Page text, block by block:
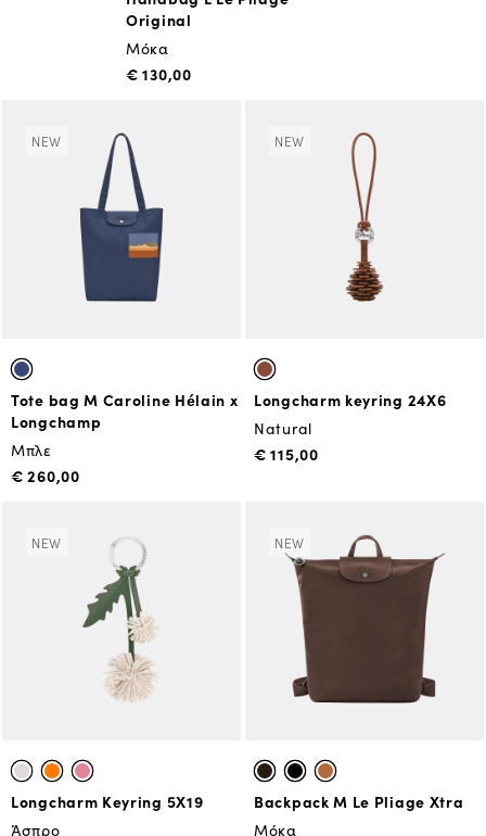
Original
Μόκα
€ 130,00
NEW
Tote bag M Caroline Hélain x
Longchamp
Μπλε
€ 260,00
NEW
Longcharm keyring 24X6
Natural
€ 115,00
NEW
Longcharm Keyring 5X19
Άσπρο
NEW
Backpack M Le Pliage Xtra
Μόκα